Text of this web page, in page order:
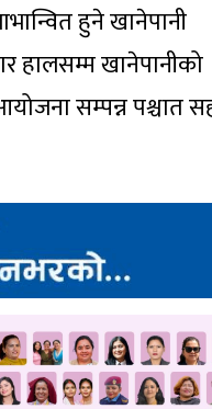
हुने खानेपानी
हालसम्म खानेपानीको
सम्पन्न पश्चात